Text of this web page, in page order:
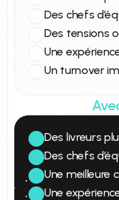
Des chefs
Des tensions
Une
Un turnover
Des livreurs
Des chefs
efficacement
Une meilleure
Une